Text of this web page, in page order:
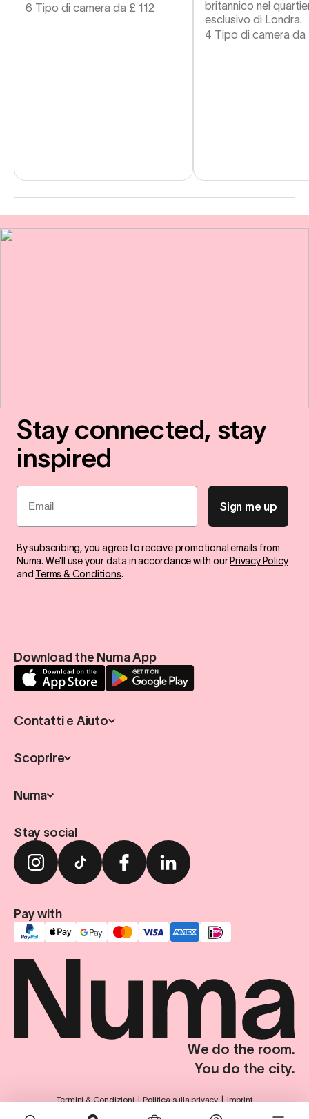
6 Tipo di camera da £ 112
britannico nel
esclusivo di Londra.
4 Tipo di camera da
Stay connected, stay
inspired
Email
Sign me up
By subscribing, you agree to receive promotional emails from
Numa. We'll use your data in accordance with our Privacy Policy
and Terms & Conditions.
Download the Numa App
Contatti e Aiuto
Scoprire
Numa
Stay social
Pay with
We do the room.
You do the city.
Termini & Condizioni Politica sulla privacy
Imprint